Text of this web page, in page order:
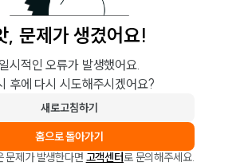
, 문제가 생겼어요!
일시적인 오류가 발생했어요.
후에 다시 시도해주시겠어요?
새로고침하기
홈으로 돌아가기
문제가 발생한다면 고객센터로 문의해주세요.